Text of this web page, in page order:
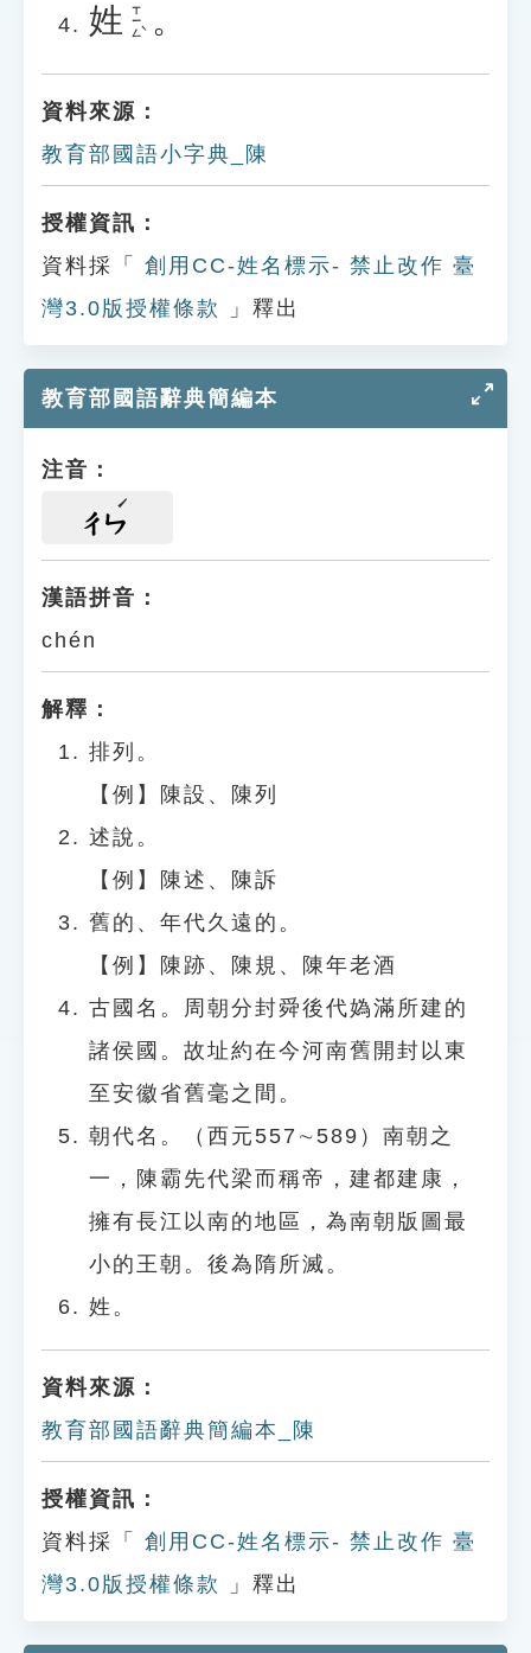
姓 ㄒㄧㄥˋ 。
資料來源：
教育部國語小字典_陳
授權資訊：
資料採「
創用CC-姓名標示- 禁止改作 臺
灣3.0版授權條款
」釋出
教育部國語辭典簡編本
注音：
ㄔㄣ
漢語拼音：
chén
解釋：
排列。
【例】陳設、陳列
述說。
【例】陳述、陳訴
舊的、年代久遠的。
【例】陳跡、陳規、陳年老酒
古國名。周朝分封舜後代媯滿所建的
諸侯國。故址約在今河南舊開封以東
至安徽省舊毫之間。
朝代名。（西元557∼589）南朝之
一，陳霸先代梁而稱帝，建都建康，
擁有長江以南的地區，為南朝版圖最
小的王朝。後為隋所滅。
姓。
資料來源：
教育部國語辭典簡編本_陳
授權資訊：
資料採「
創用CC-姓名標示- 禁止改作 臺
灣3.0版授權條款
」釋出